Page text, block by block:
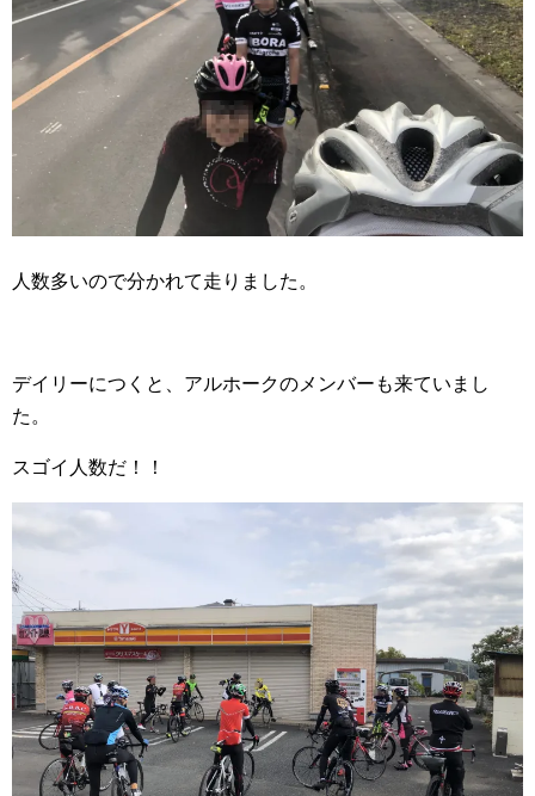
人数多いので分かれて走りました。
デイリーにつくと、アルホークのメンバーも来ていまし
た。
スゴイ人数だ！！